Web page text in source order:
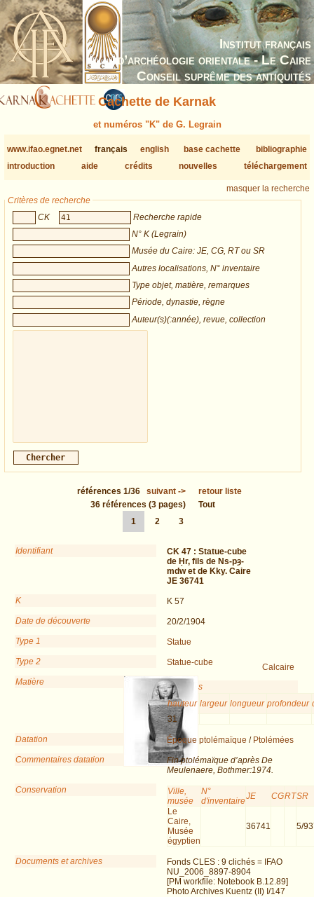
Institut français
d’archéologie orientale - Le Caire
Conseil suprême des antiquités
Cachette de Karnak
et numéros "K" de G. Legrain
www.ifao.egnet.net français english base cachette
bibliographie
introduction
aide crédits nouvelles téléchargement
masquer la recherche
Critères de recherche
CK
Recherche rapide
N° K (Legrain)
Musée du Caire: JE, CG, RT ou SR
Autres localisations, N° inventaire
Type objet, matière, remarques
Période, dynastie, règne
Auteur(s)(:année), revue, collection
références 1/36 suivant->
retour liste
36 références (3 pages)
Tout
1
2 3
Identifiant CK 47 : Statue-cube
de Ḥr, fils de Ns-pȝ-
mdw et de Kky. Caire
JE 36741
K
K 57
Date de découverte
20/2/1904
Type 1
Statue
Type 2
Statue-cube
Matière
Calcaire
Dimensions
hauteur largeur longueur profondeur
31
Datation Époque ptolémaïque / Ptolémées
Commentaires datation
Fin ptolémaïque d’après De
Meulenaere, Bothmer:1974.
Conservation
Ville,
musée
N°
d'inventaireJE CGRTSR
Le
Caire,
Musée
égyptien
36741 5/
Documents et archives
Fonds CLES : 9 clichés = IFAO
NU_2006_8897-8904
[PM workfile: Notebook B.12.89]
Photo Archives Kuentz (II) I/147